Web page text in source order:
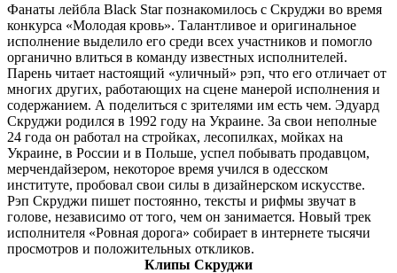
Фанаты лейбла Black Star познакомилось с Скруджи во время
конкурса «Молодая кровь». Талантливое и оригинальное
исполнение выделило его среди всех участников и помогло
органично влиться в команду известных исполнителей.
Парень читает настоящий «уличный» рэп, что его отличает от
многих других, работающих на сцене манерой исполнения и
содержанием. А поделиться с зрителями им есть чем. Эдуард
Скруджи родился в 1992 году на Украине. За свои неполные
24 года он работал на стройках, лесопилках, мойках на
Украине, в России и в Польше, успел побывать продавцом,
мерчендайзером, некоторое время учился в одесском
институте, пробовал свои силы в дизайнерском искусстве.
Рэп Скруджи пишет постоянно, тексты и рифмы звучат в
голове, независимо от того, чем он занимается. Новый трек
исполнителя «Ровная дорога» собирает в интернете тысячи
просмотров и положительных откликов.
Клипы Скруджи